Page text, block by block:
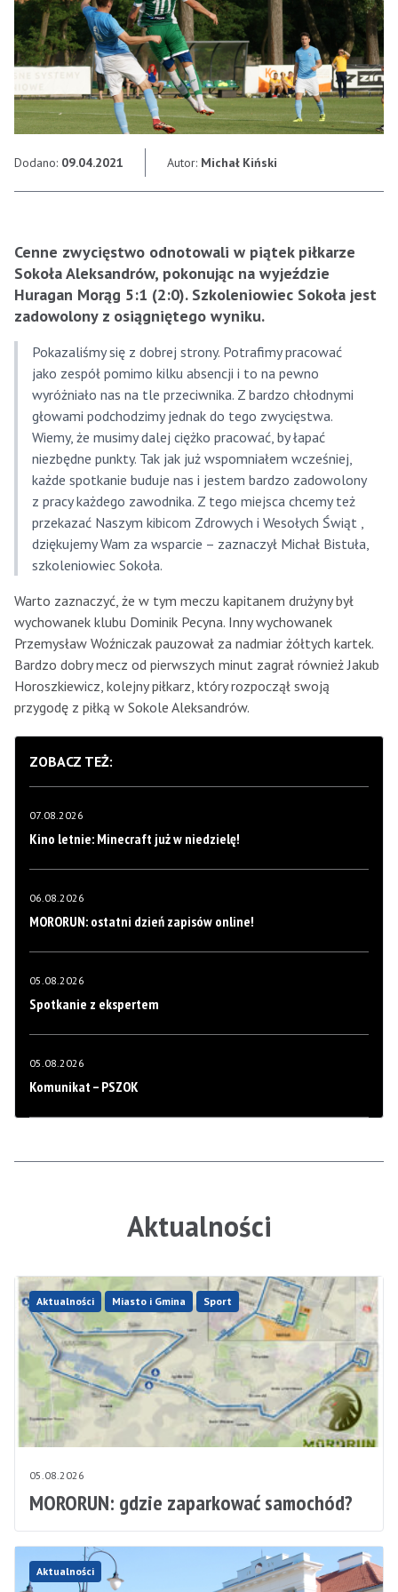
Dodano: 09.04.2021 Autor: Michał Kiński
Cenne zwycięstwo odnotowali w piątek piłkarze
Sokoła Aleksandrów, pokonując na wyjeździe
Huragan Morąg 5:1 (2:0). Szkoleniowiec Sokoła jest
zadowolony z osiągniętego wyniku.
Pokazaliśmy się z dobrej strony. Potrafimy pracować
jako zespół pomimo kilku absencji i to na pewno
wyróżniało nas na tle przeciwnika. Z bardzo chłodnymi
głowami podchodzimy jednak do tego zwycięstwa.
Wiemy, że musimy dalej ciężko pracować, by łapać
niezbędne punkty. Tak jak już wspomniałem wcześniej,
każde spotkanie buduje nas i jestem bardzo zadowolony
z pracy każdego zawodnika. Z tego miejsca chcemy też
przekazać Naszym kibicom Zdrowych i Wesołych Świąt ,
dziękujemy Wam za wsparcie – zaznaczył Michał Bistuła,
szkoleniowiec Sokoła.
Warto zaznaczyć, że w tym meczu kapitanem drużyny był
wychowanek klubu Dominik Pecyna. Inny wychowanek
Przemysław Woźniczak pauzował za nadmiar żółtych kartek.
Bardzo dobry mecz od pierwszych minut zagrał również Jakub
Horoszkiewicz, kolejny piłkarz, który rozpoczął swoją
przygodę z piłką w Sokole Aleksandrów.
ZOBACZ TEŻ:
07.08.2026
Kino letnie: Minecraft już w niedzielę!
06.08.2026
MORORUN: ostatni dzień zapisów online!
05.08.2026
Spotkanie z ekspertem
05.08.2026
Komunikat – PSZOK
Aktualności
Aktualności Miasto i Gmina Sport
05.08.2026
MORORUN: gdzie zaparkować samochód?
Aktualności